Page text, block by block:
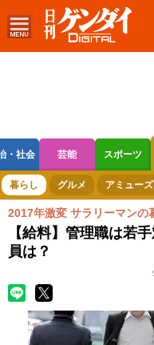
・社会 芸能 スポーツ
ボートレース 競輪 オー
暮らし グルメ アミュー
2017年激変 サラリーマンの
【給料】管理職は若
員は？